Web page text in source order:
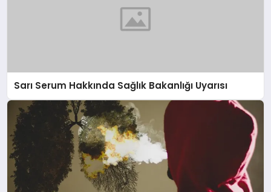
Sarı Serum Hakkında Sağlık Bakanlığı Uyarısı